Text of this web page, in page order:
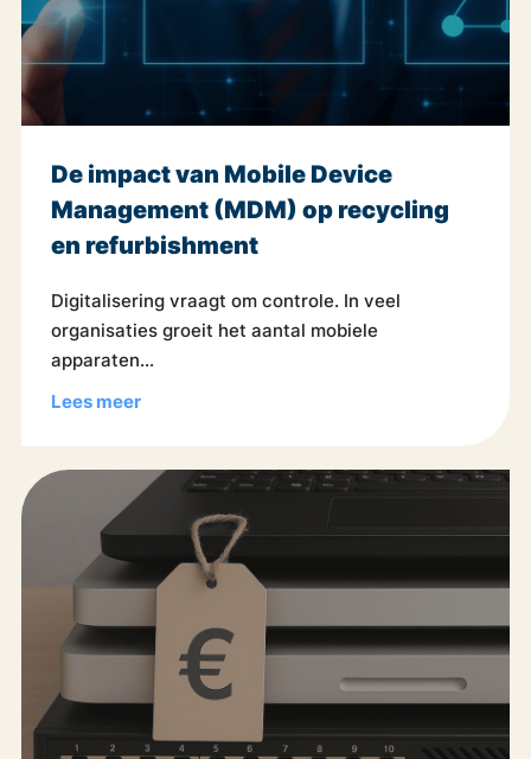
De impact van Mobile Device
Management (MDM) op recycling
en refurbishment
Digitalisering vraagt om controle. In veel
organisaties groeit het aantal mobiele
apparaten...
Lees meer